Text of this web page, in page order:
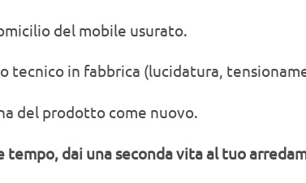
del mobile usurato.
tecnico in fabbrica (lucidatura,
del prodotto come nuovo.
tempo, dai una seconda vita al tuo